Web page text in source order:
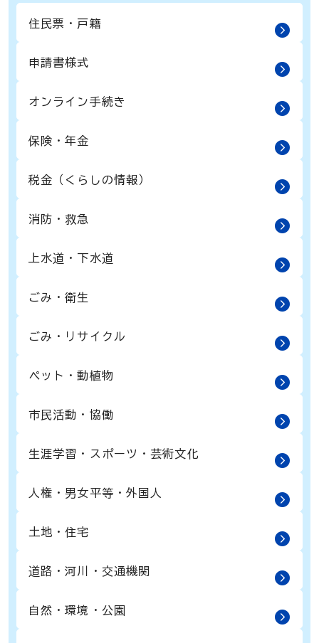
住民票・戸籍
申請書様式
オンライン手続き
保険・年金
税金（くらしの情報）
消防・救急
上水道・下水道
ごみ・衛生
ごみ・リサイクル
ペット・動植物
市民活動・協働
生涯学習・スポーツ・芸術文化
人権・男女平等・外国人
土地・住宅
道路・河川・交通機関
自然・環境・公園